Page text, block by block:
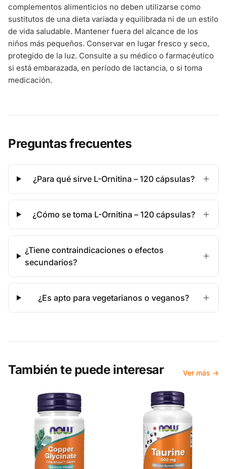
complementos alimenticios no deben utilizarse como
sustitutos de una dieta variada y equilibrada ni de un estilo
de vida saludable. Mantener fuera del alcance de los
niños más pequeños. Conservar en lugar fresco y seco,
protegido de la luz. Consulte a su médico o farmacéutico
si está embarazada, en período de lactancia, o si toma
medicación.
Preguntas frecuentes
¿Para qué sirve L-Ornitina – 120 cápsulas?
¿Cómo se toma L-Ornitina – 120 cápsulas?
¿Tiene contraindicaciones o efectos
secundarios?
¿Es apto para vegetarianos o veganos?
También te puede interesar Ver más →